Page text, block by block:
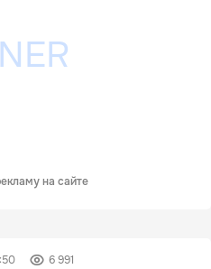
на сайте
6 991